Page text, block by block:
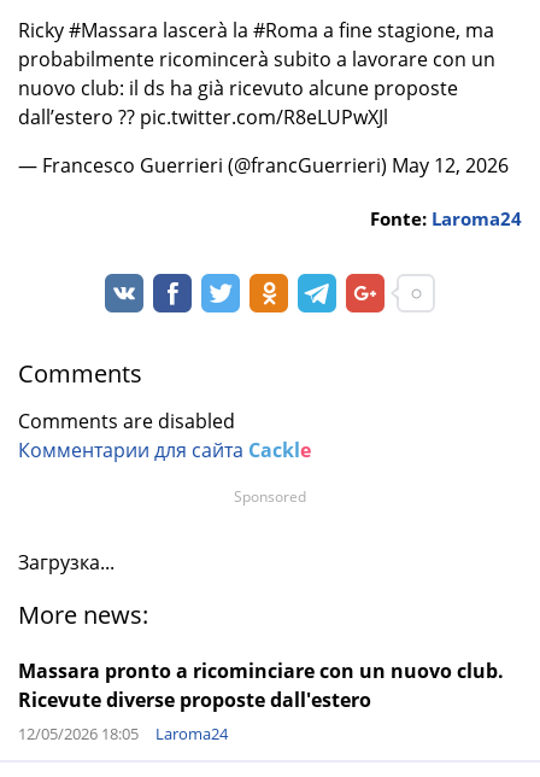
Ricky #Massara lascerà la #Roma a fine stagione, ma
probabilmente ricomincerà subito a lavorare con un
nuovo club: il ds ha già ricevuto alcune proposte
dall’estero ?? pic.twitter.com/R8eLUPwXJl
— Francesco Guerrieri (@francGuerrieri) May 12, 2026
Fonte: Laroma24
Comments
Comments are disabled
Комментарии для сайта Cackle
Загрузка...
More news:
Massara pronto a ricominciare con un nuovo club.
Ricevute diverse proposte dall'estero
12/05/2026 18:05 Laroma24
Sponsored